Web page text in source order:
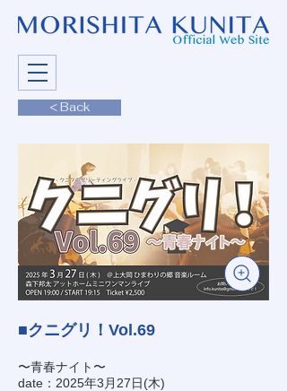
< Back
■クニグリ！Vol.69
〜青春ナイト〜
date：2025年3月27日(木)